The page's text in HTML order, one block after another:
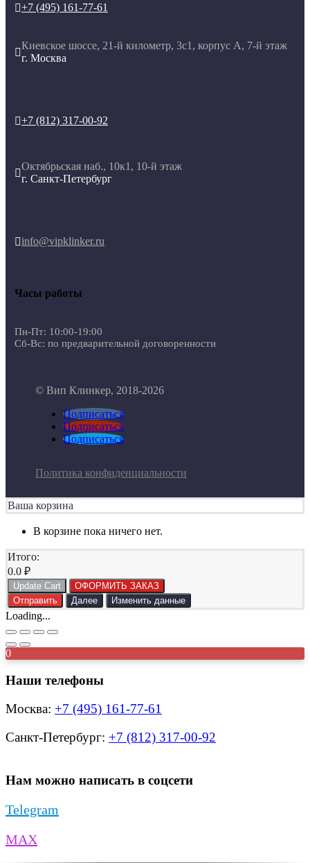
+7 (495) 161-77-61

Киевское шоссе, 21-й километр, 3с1, корпус А, 7-й этаж
г. Москва
+7 (812) 317-00-92

Октябрьская наб., 10к1, 10-й этаж
г. Санкт-Петербург
info@vipklinker.ru
Часы работы
Пн-Пт: 10:00-19:00
Сб-Вс: по предварительной договоренности
© Вип Клинкер, 2018-2026
Подписаться
Подписаться
Подписаться
Политика конфиденциальности
Ваша корзина
В корзине пока ничего нет.
Итого:
0.0 ₽
Update Cart
ОФОРМИТЬ ЗАКАЗ
Отправить
Далее Изменить данные
Loading...
0
Наши телефоны
Москва: +7 (495) 161-77-61
Санкт-Петербург: +7 (812) 317-00-92
Нам можно написать в соцсети
Telegram
MAX